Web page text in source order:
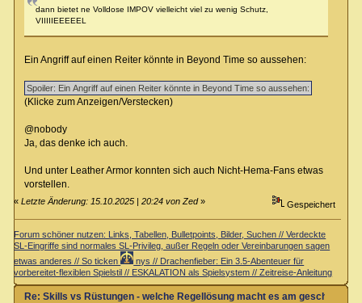
dann bietet ne Volldose IMPOV vielleicht viel zu wenig Schutz,
VIIIIIEEEEEL
Ein Angriff auf einen Reiter könnte in Beyond Time so aussehen:
(Klicke zum Anzeigen/Verstecken)
@nobody
Ja, das denke ich auch.
Und unter Leather Armor konnten sich auch Nicht-Hema-Fans etwas
vorstellen.
«Letzte Änderung: 15.10.2025 | 20:24 von Zed» Gespeichert
Forum schöner nutzen: Links, Tabellen, Bulletpoints, Bilder, Suchen // Verdeckte
SL-Eingriffe sind normales SL-Privileg, außer Regeln oder Vereinbarungen sagen
etwas anderes // So ticken
nys // Drachenfieber: Ein 3.5-Abenteuer für
vorbereitet-flexiblen Spielstil // ESKALATION als Spielsystem // Zeitreise-Anleitung
Re: Skills vs Rüstungen - welche Regellösung macht es am